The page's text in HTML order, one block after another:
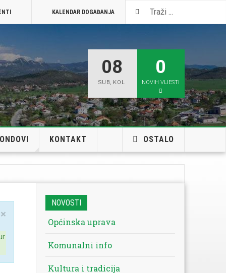
KALENDAR DOGAĐANJA VISIT JELENJE
08
SUB, KOL
0
NOVIH VIJESTI
KONTAKT OSTALO
×
NOVOSTI
Općinska uprava
Komunalni info
Kultura i tradicija